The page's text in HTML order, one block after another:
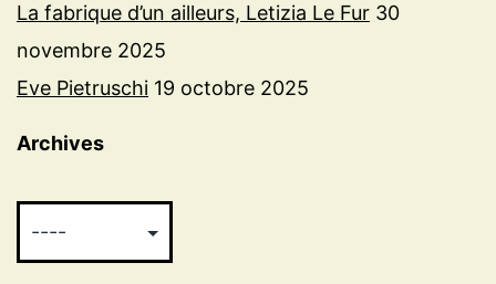
La fabrique d’un ailleurs, Letizia Le Fur 30
novembre 2025
Eve Pietruschi 19 octobre 2025
Archives